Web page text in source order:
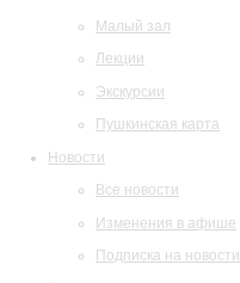
Малый зал
Лекции
Экскурсии
Пушкинская карта
Новости
Все новости
Изменения в афише
Подписка на новости